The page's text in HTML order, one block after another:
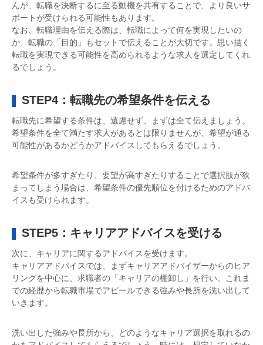
んが、転職を決断するに至る動機を共有することで、より良いサ
ポートが受けられる可能性もあります。
なお、転職理由を伝える際は、転職によって何を実現したいの
か、転職の「目的」もセットで伝えることが大切です。思い描く
転職を実現できる可能性を高められるような求人を選定してくれ
るでしょう。
STEP4：転職先の希望条件を伝える
転職先に希望する条件は、遠慮せず、まずは全て伝えましょう。
希望条件を全て満たす求人があるとは限りませんが、希望が通る
可能性があるかどうかアドバイスしてもらえるでしょう。
希望条件が多すぎたり、要望が高すぎたりすることで選択肢が狭
まってしまう場合は、希望条件の優先順位を付けるためのアドバ
イスも受けられます。
STEP5：キャリアアドバイスを受ける
次に、キャリアに関するアドバイスを受けます。
キャリアアドバイスでは、まずキャリアアドバイザーからのヒア
リングを中心に、求職者の「キャリアの棚卸し」を行い、これま
での経歴から転職市場でアピールできる強みや長所を洗い出して
いきます。
洗い出した強みや長所から、どのようなキャリア選択を取れるの